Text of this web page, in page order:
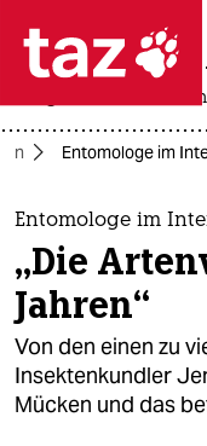

themen
politik
öko
gesellschaft
Entomologe im
Entomologe im
„Die
Jahren“
Von den einen zu
Insektenkundler
Mücken und das